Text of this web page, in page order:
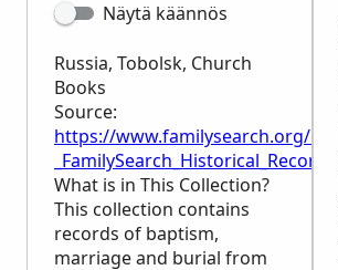
Näytä käännös
Russia, Tobolsk, Church
Books
Source:
https://www.familysearch.org/en/
_FamilySearch_Historical_Records
What is in This Collection?
This collection contains
records of baptism,
marriage and burial from